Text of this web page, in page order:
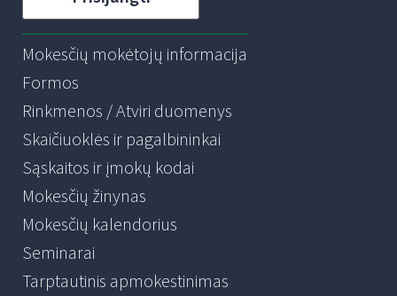
Mokesčių mokėtojų informacija
Formos
Rinkmenos / Atviri duomenys
Skaičiuoklės ir pagalbininkai
Sąskaitos ir įmokų kodai
Mokesčių žinynas
Mokesčių kalendorius
Seminarai
Tarptautinis apmokestinimas